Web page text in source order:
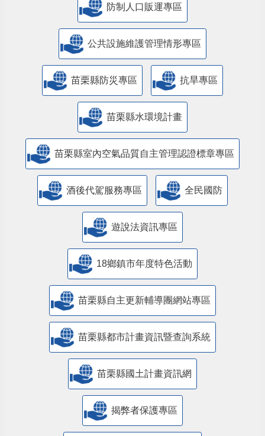
防制人口販運專區
​公共設施維護管理情形專區
苗栗縣防災專區 抗旱專區
苗栗縣水環境計畫
苗栗縣室內空氣品質自主管理認證標章專區
酒後代駕服務專區 全民國防
遊說法資訊專區
18鄉鎮市年度特色活動
苗栗縣自主更新輔導團網站專區
苗栗縣都市計畫資訊暨查詢系統
苗栗縣國土計畫資訊網
揭弊者保護專區